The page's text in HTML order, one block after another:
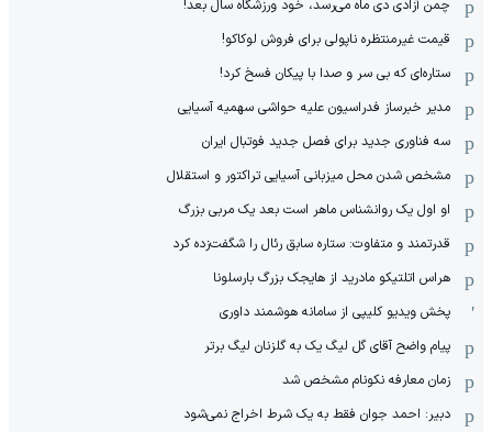
چمن آزادی دی ماه می‌رسد، خود ورزشگاه سال بعد!
قیمت غیرمنتظره ناپولی برای فروش لوکاکو!
ستاره‌ای که بی سر و صدا با پیکان فسخ کرد!
مدیر خبرساز فدراسیون علیه حواشی سهمیه آسیایی
سه فناوری جدید برای فصل جدید فوتبال ایران
مشخص شدن محل میزبانی آسیایی تراکتور و استقلال
او اول یک روانشناس ماهر است بعد یک مربی بزرگ
قدرتمند و متفاوت: ستاره سابق رئال را شگفت‌زده کرد
هراس اتلتیکو مادرید از هایجک بزرگ بارسلونا
پخش ویدیو کلیپی از سامانه هوشمند داوری
پیام واضح آقای گل لیگ یک به گلزنان لیگ برتر
زمان معارفه نکونام مشخص شد
دبیر: احمد جوان فقط به یک شرط اخراج نمی‌شود